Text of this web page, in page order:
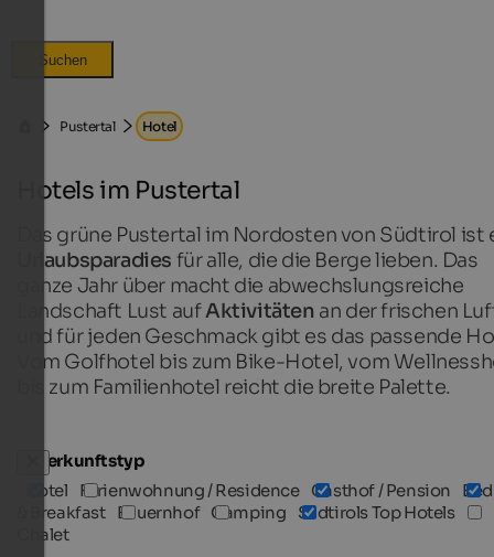
Suchen
Pustertal Hotel
Hotels im Pustertal
Das grüne Pustertal im Nordosten von Südtirol ist
Urlaubsparadies für alle, die die Berge lieben. Das
ganze Jahr über macht die abwechslungsreiche
Landschaft Lust aufAktivitäten an der frischen
und für jeden Geschmack gibt es das passende
Vom Golfhotel bis zum Bike-Hotel, vom
bis zum Familienhotel reicht die breite Palette.
Unterkunftstyp
Hotel
Ferienwohnung / Residence Gasthof / Pension
Bed
& Breakfast Bauernhof Camping
Südtirols Top Hotels
Chalet